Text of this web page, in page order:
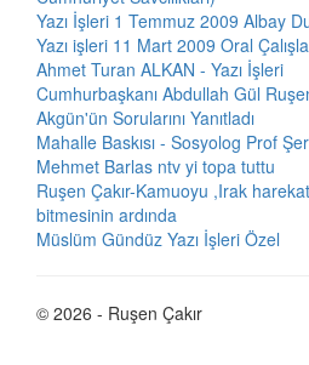
Yazı İşleri 1 Temmuz 2009 Albay
Yazı işleri 11 Mart 2009 Oral
Ahmet Turan ALKAN - Yazı İşleri
Cumhurbaşkanı Abdullah Gül
Akgün'ün Sorularını Yanıtladı
Mahalle Baskısı - Sosyolog Prof
Mehmet Barlas ntv yi topa tuttu
Ruşen Çakır-Kamuoyu ,Irak
bitmesinin ardında
Müslüm Gündüz Yazı İşleri Özel
© 2026 - Ruşen Çakır